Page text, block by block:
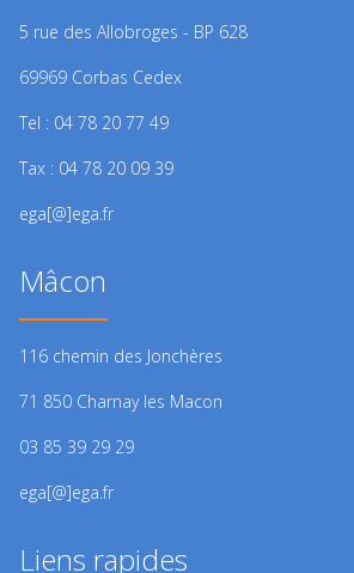
5 rue des Allobroges - BP 628
69969 Corbas Cedex
Tel : 04 78 20 77 49
Tax : 04 78 20 09 39
ega[@]ega.fr
Mâcon
116 chemin des Jonchères
71 850 Charnay les Macon
03 85 39 29 29
ega[@]ega.fr
Liens rapides